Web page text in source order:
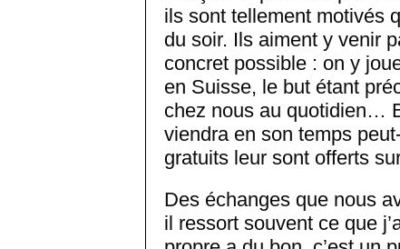
ils sont tellement motivés
du soir. Ils aiment y venir
concret possible : on y
en Suisse, le but étant
chez nous au quotidien…
viendra en son temps
gratuits leur sont offerts
Des échanges que nous
il ressort souvent ce que